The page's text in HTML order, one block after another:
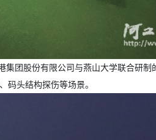
团股份有限公司与燕山大学联合研
码头结构探伤等场景。